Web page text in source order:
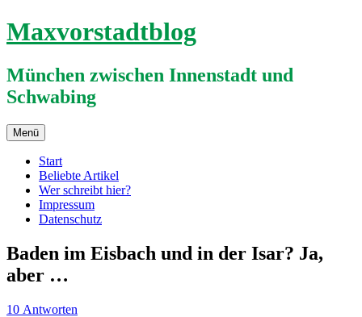
Zum
Inhalt
Maxvorstadtblog
München zwischen Innenstadt und
Schwabing
Menü
Start
Beliebte Artikel
Wer schreibt hier?
Impressum
Datenschutz
Baden im Eisbach und in der Isar? Ja,
aber …
10 Antworten